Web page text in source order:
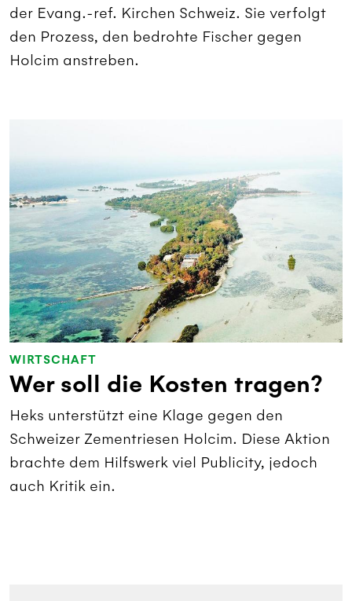
der Evang.-ref. Kirchen Schweiz. Sie verfolgt
den Prozess, den bedrohte Fischer gegen
Holcim anstreben.
WIRTSCHAFT
Wer soll die Kosten tragen?
Heks unterstützt eine Klage gegen den
Schweizer Zementriesen Holcim. Diese Aktion
brachte dem Hilfswerk viel Publicity, jedoch
auch Kritik ein.